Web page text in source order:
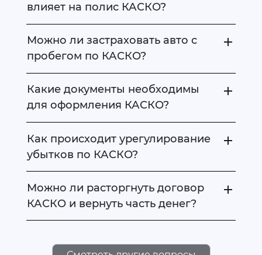
влияет на полис КАСКО?
Можно ли застраховать авто с
пробегом по КАСКО?
Какие документы необходимы
для оформления КАСКО?
Как происходит урегулирование
убытков по КАСКО?
Можно ли расторгнуть договор
КАСКО и вернуть часть денег?